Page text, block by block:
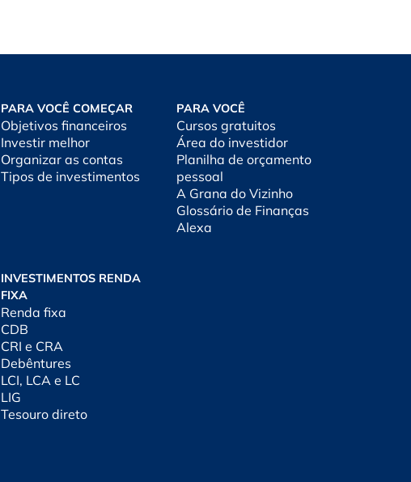
PARA VOCÊ COMEÇAR
Objetivos financeiros
Investir melhor
Organizar as contas
Tipos de investimentos
PARA VOCÊ
Cursos gratuitos
Área do investidor
Planilha de orçamento
pessoal
A Grana do Vizinho
Glossário de Finanças
Alexa
INVESTIMENTOS RENDA
FIXA
Renda fixa
CDB
CRI e CRA
Debêntures
LCI, LCA e LC
LIG
Tesouro direto